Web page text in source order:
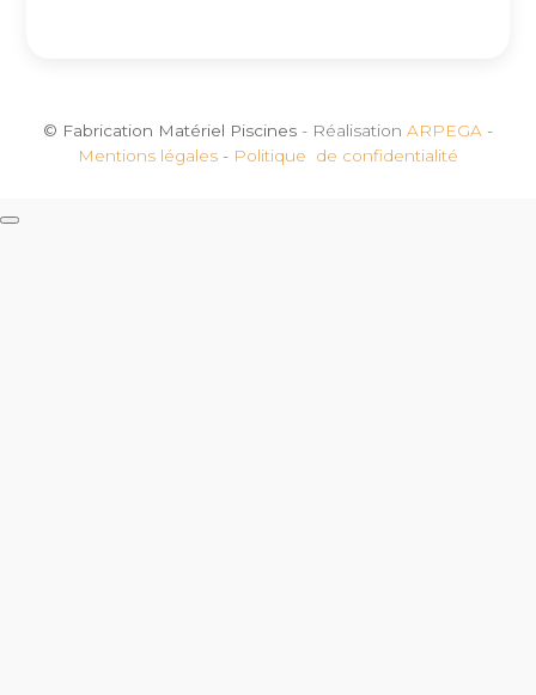
© Fabrication Matériel Piscines - Réalisation ARPEGA -
Mentions légales - Politique de confidentialité